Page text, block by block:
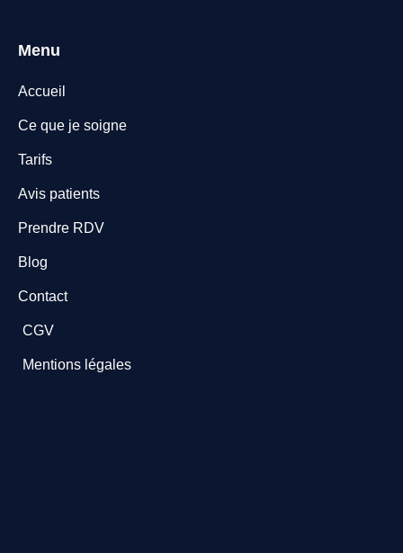
Menu
Accueil
Ce que je soigne
Tarifs
Avis patients
Prendre RDV
Blog
Contact
CGV
Mentions légales